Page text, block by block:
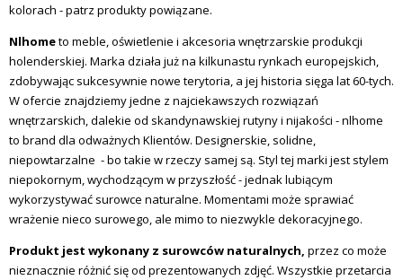
kolorach - patrz produkty powiązane.
Nlhometo meble, oświetlenie i akcesoria wnętrzarskie produkcji
holenderskiej. Marka działa już na kilkunastu rynkach europejskich,
zdobywając sukcesywnie nowe terytoria, a jej historia sięga lat 60-tych.
W ofercie znajdziemy jedne z najciekawszych rozwiązań
wnętrzarskich, dalekie od skandynawskiej rutyny i nijakości - nlhome
to brand dla odważnych Klientów. Designerskie, solidne,
niepowtarzalne - bo takie w rzeczy samej są. Styl tej marki jest stylem
niepokornym, wychodzącym w przyszłość - jednak lubiącym
wykorzystywać surowce naturalne. Momentami może sprawiać
wrażenie nieco surowego, ale mimo to niezwykle dekoracyjnego.
Produkt jest wykonany z surowców naturalnych, przez co może
nieznacznie różnić się od prezentowanych zdjęć. Wszystkie przetarcia